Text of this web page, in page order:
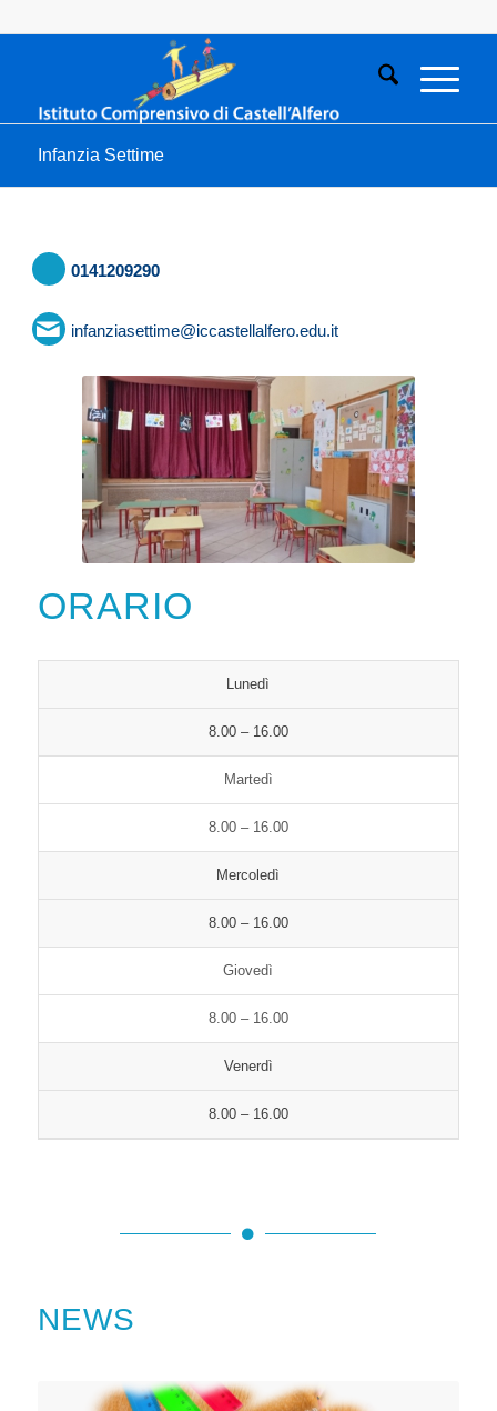
Infanzia Settime
0141209290
infanziasettime@iccastellalfero.edu.it
ORARIO
Lunedì
8.00 – 16.00
Martedì
8.00 – 16.00
Mercoledì
8.00 – 16.00
Giovedì
8.00 – 16.00
Venerdì
8.00 – 16.00
NEWS